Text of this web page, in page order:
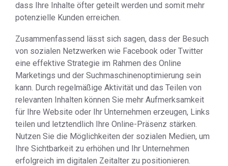
dass Ihre Inhalte öfter geteilt werden und somit mehr
potenzielle Kunden erreichen.
Zusammenfassend lässt sich sagen, dass der Besuch
von sozialen Netzwerken wie Facebook oder Twitter
eine effektive Strategie im Rahmen des Online
Marketings und der Suchmaschinenoptimierung sein
kann. Durch regelmäßige Aktivität und das Teilen von
relevanten Inhalten können Sie mehr Aufmerksamkeit
für Ihre Website oder Ihr Unternehmen erzeugen, Links
teilen und letztendlich Ihre Online-Präsenz stärken.
Nutzen Sie die Möglichkeiten der sozialen Medien, um
Ihre Sichtbarkeit zu erhöhen und Ihr Unternehmen
erfolgreich im digitalen Zeitalter zu positionieren.